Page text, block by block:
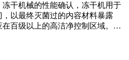
干机​械的性能确认，冻干机用于
以最终灭菌过的内容材料暴露
在百级以上的高洁净控制区域。…